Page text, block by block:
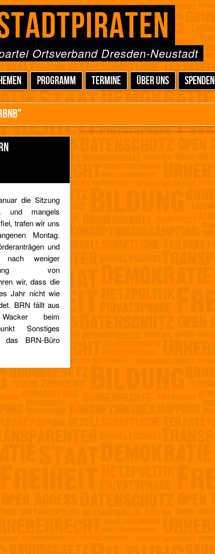
Ortsverband Dresden-Neustadt
PROGRAMM TERMINE ÜBER UNS SPENDEN
die Sitzung
und mangels
trafen wir uns
Montag.
und
nach weniger
von
wir, dass die
Jahr nicht wie
BRN fällt aus
beim
Sonstiges
das BRN-Büro